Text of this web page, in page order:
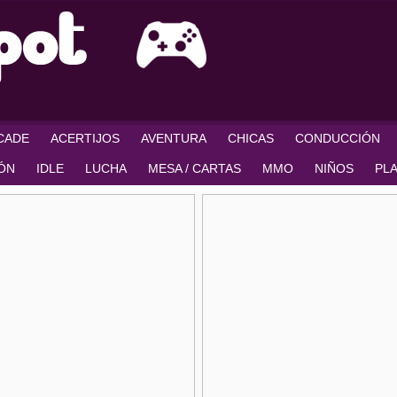
ACERTIJOS AVENTURA CHICAS CONDUCCIÓN
IDLE LUCHA MESA / CARTAS MMO NIÑOS